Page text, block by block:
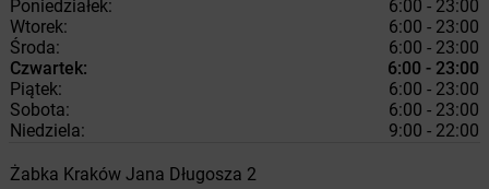
Poniedziałek:
6:00 - 23:00
Wtorek:
6:00 - 23:00
Środa:
6:00 - 23:00
Czwartek:
6:00 - 23:00
Piątek:
6:00 - 23:00
Sobota:
6:00 - 23:00
Niedziela:
9:00 - 22:00
Żabka Kraków Jana Długosza 2